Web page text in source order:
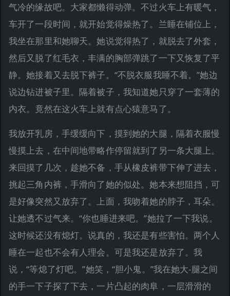
气冷的缘故吧。大家都懒得动弹。不过火车上有暖气，
车开了一段时间，就开始觉得燥热了。兰睡在铺位上，
我坐在那里和她聊天。她说觉得热了，就脱去了外套，
然后又脱了红毛衣，丰满的胸部弹跳了一下又恢复了平
静。她接着又去脱下裤子。“不脱衣服我睡不着。”她边
说边钻进被子里。隔着被子，我知道她只穿了一套薄的
内衣。竟然在这火车上就有点心猿意马了。
我放开乳房，手缓缓向下，摸到她的大腿，隔着衣服慢
慢摸上去，在中间地带略作停留就到了另一条大腿上。
来回摸了几次，趁她不备，手从橡皮裤带下伸了进去，
挑起三角内裤，手滑向了她的似处。她本来想阻挡，可
是好像突然又放弃了。上面，我吻着她的脖子，耳朵。
让她透不过气来。“你也睡进来吧。”她拉了一下我说。
这时候还没有熄灯。说真的，我还是有些害怕。两个人
睡在一起也不会有人理会。可是我还是放弃了。我
说，“等熄了灯吧。”她笑，“胆小鬼。”我在她大-腿之间
的手一下子探了下去，一片凸起的肉阜，一层滑滑的